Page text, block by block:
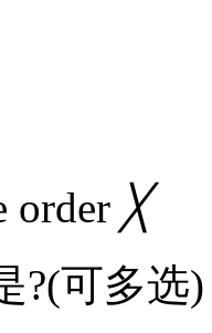
order ╳
?(可多选)